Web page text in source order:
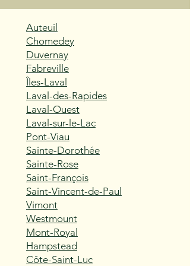
Auteuil
Chomedey
Duvernay
Fabreville
Îles-Laval
Laval-des-Rapides
Laval-Ouest
Laval-sur-le-Lac
Pont-Viau
Sainte-Dorothée
Sainte-Rose
Saint-François
Saint-Vincent-de-Paul
Vimont
Westmount
Mont-Royal
Hampstead
Côte-Saint-Luc